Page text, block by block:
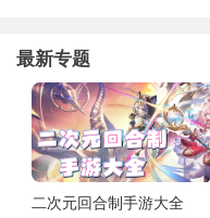
最新专题
二次元回合制手游大全